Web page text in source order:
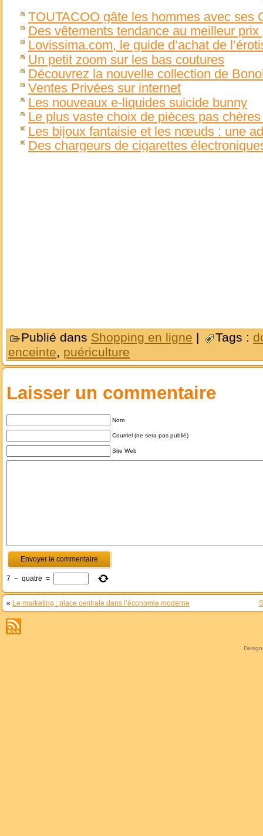
TOUTACOO gâte les hommes avec ses
Des vêtements tendance au meilleur
Lovissima.com, le guide d’achat de
Un petit zoom sur les bas coutures
Découvrez la nouvelle collection de
Ventes Privées sur internet
Les nouveaux e-liquides suicide bunny
Le plus vaste choix de pièces pas
Les bijoux fantaisie et les nœuds : une
Des chargeurs de cigarettes
Publié dans Shopping en ligne | Tags :
enceinte, puériculture
Laisser un commentaire
Nom
Courriel (ne sera pas publié)
Site Web
7 − quatre =
« Le marketing : place centrale dans l’économie moderne